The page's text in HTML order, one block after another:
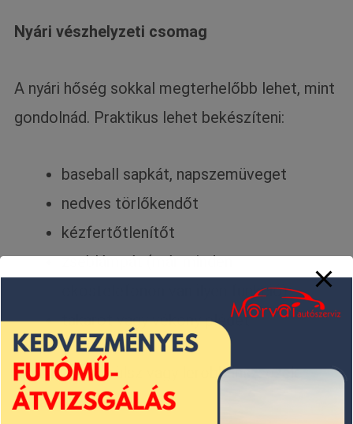
Nyári vészhelyzeti csomag
A nyári hőség sokkal megterhelőbb lehet, mint
gondolnád. Praktikus lehet bekészíteni:
baseball sapkát, napszemüveget
nedves törlőkendőt
kézfertőtlenítőt
zseblámpát (már minden
okostelefonon van ilyen funkció)
takarót vagy vékony plédet
Ha dugóba kerülsz vagy lerobbansz, ezek
sokat segíthetnek.